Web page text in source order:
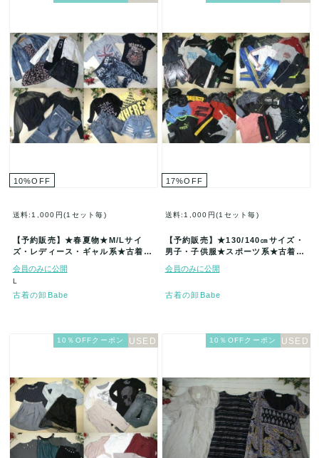
10%OFF
送料:1,000円(1セット毎)
【予約販売】★春夏物★M/Lサイ
ズ・レディース・ギャル系★古着ア
★…
会員のみに公開
L
古着の卸Babe
17%OFF
送料:1,000円(1セット毎)
【予約販売】★130/140㎝サイズ・
男子・子供服★スポーツ系★古着ア
会員のみに公開
古着の卸Babe
10％OFFクーポン 10％OFFクーポン